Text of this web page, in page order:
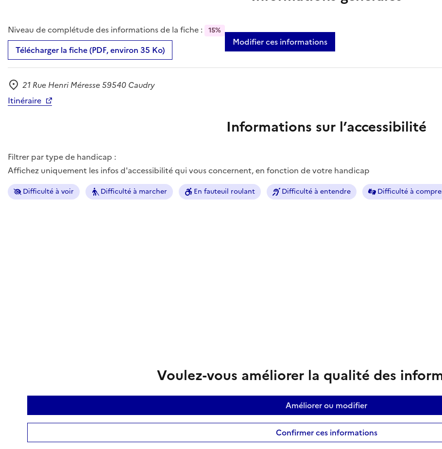
Niveau de complétude des informations de la fiche : 15%
Télécharger la fiche (PDF, environ 35 Ko)
Modifier ces informations
Adresse
21 Rue Henri Méresse 59540 Caudry
Itinéraire
Informations sur l’accessibilité
Filtrer par type de handicap :
Affichez uniquement les infos d'accessibilité qui vous concernent, en fonction de votre handicap
Difficulté à voir Difficulté à marcher En fauteuil roulant Difficulté à entendre Difficulté à
Voulez-vous améliorer la qualité des
Améliorer ou modifier
Confirmer ces informations